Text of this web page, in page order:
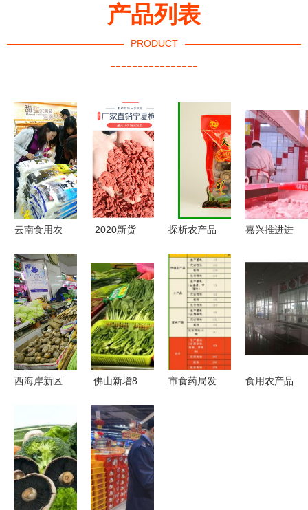
产品列表
PRODUCT
----------------
云南食用农
场观察 从
田间到餐桌
的安全与流
通
2020新货
宁甲乙特优
级枸杞40斤
散装枸杞整
箱批发 品
质与商机的
完美结合
探析农产品
品批发的发
展路径与经
济影响
嘉兴推进进
让“浙冷
链”成为守
护舌尖安全
的长效防线
西海岸新区
省规范 农
贸市场,快
来看是哪两
佛山新增8
产基地，这
个秋天邀你
来玩！
市食药局发
食用农产品